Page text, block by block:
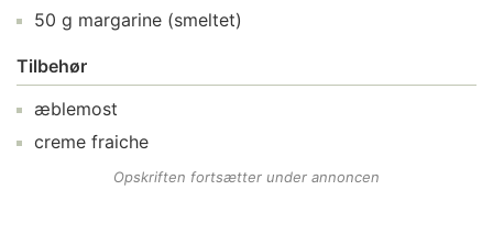
50 g margarine (smeltet)
Tilbehør
æblemost
creme fraiche
Opskriften fortsætter under annoncen